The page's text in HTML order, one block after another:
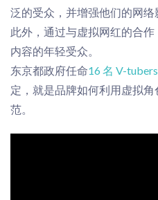
泛的受众，并增强他们的网络
此外，通过与虚拟网红的合作
内容的年轻受众。
东京都政府任命16 名 V-
定， 就是品牌如何利用虚拟角
范。